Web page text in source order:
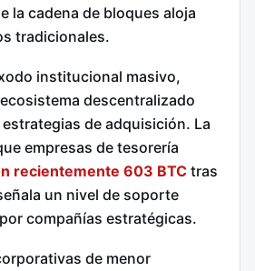
la cadena de bloques aloja
tradicionales.
institucional masivo,
descentralizado
de adquisición. La
empresas de tesorería
recientemente 603 BTC tras
un nivel de soporte
compañías estratégicas.
de menor